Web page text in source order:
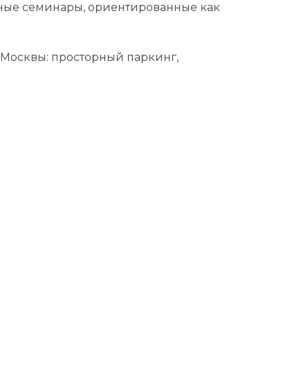
семинары, ориентированные как
просторный паркинг,